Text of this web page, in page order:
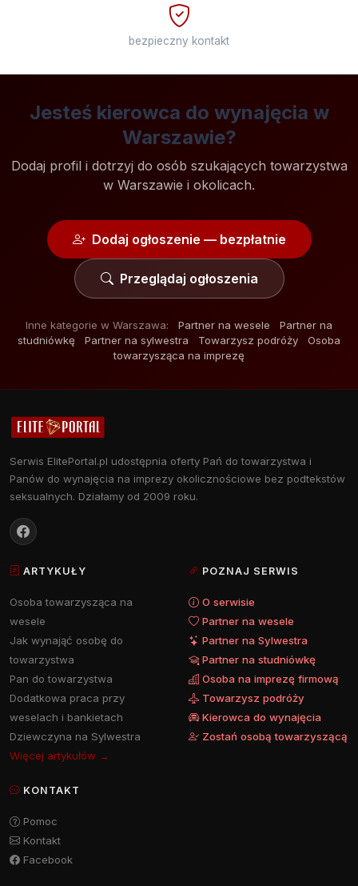
bezpieczny kontakt
Jesteś kierowca do wynajęcia w
Warszawie?
Dodaj profil i dotrzyj do osób szukających towarzystwa
w Warszawie i okolicach.
Dodaj ogłoszenie — bezpłatnie
Przeglądaj ogłoszenia
Inne kategorie w Warszawa: Partner na wesele
Partner na
studniówkę
Partner na sylwestra Towarzysz podróży
Osoba
towarzysząca na imprezę
Serwis ElitePortal.pl udostępnia oferty Pań do towarzystwa i
Panów do wynajęcia na imprezy okolicznościowe bez podtekstów
seksualnych. Działamy od 2009 roku.
ARTYKUŁY
Osoba towarzysząca na
wesele
Jak wynająć osobę do
towarzystwa
Pan do towarzystwa
Dodatkowa praca przy
weselach i bankietach
Dziewczyna na Sylwestra
Więcej artykułów →
POZNAJ SERWIS
O serwisie
Partner na wesele
Partner na Sylwestra
Partner na studniówkę
Osoba na imprezę firmową
Towarzysz podróży
Kierowca do wynajęcia
Zostań osobą towarzyszącą
KONTAKT
Pomoc
Kontakt
Facebook